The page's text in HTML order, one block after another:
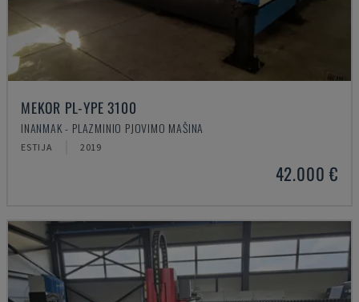
MEKOR PL-YPE 3100
INANMAK - PLAZMINIO PJOVIMO MAŠINA
ESTIJA 2019
42.000 €